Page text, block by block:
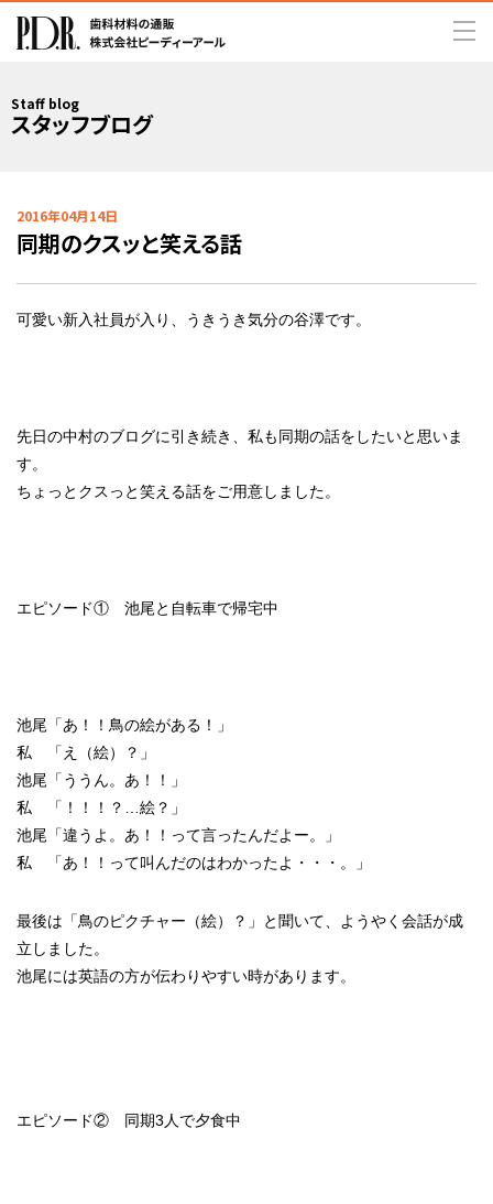
Staff blog
スタッフブログ
2016年04月14日
同期のクスッと笑える話
可愛い新入社員が入り、うきうき気分の谷澤です。
先日の中村のブログに引き続き、私も同期の話をしたいと思いま
す。
ちょっとクスっと笑える話をご用意しました。
エピソード① 池尾と自転車で帰宅中
池尾「あ！！鳥の絵がある！」
私 「え（絵）？」
池尾「ううん。あ！！」
私 「！！！？…絵？」
池尾「違うよ。あ！！って言ったんだよー。」
私 「あ！！って叫んだのはわかったよ・・・。」
最後は「鳥のピクチャー（絵）？」と聞いて、ようやく会話が成
立しました。
池尾には英語の方が伝わりやすい時があります。
エピソード② 同期3人で夕食中